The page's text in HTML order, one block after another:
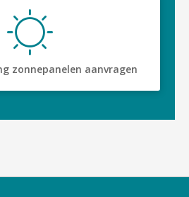

zonnepanelen aanvragen